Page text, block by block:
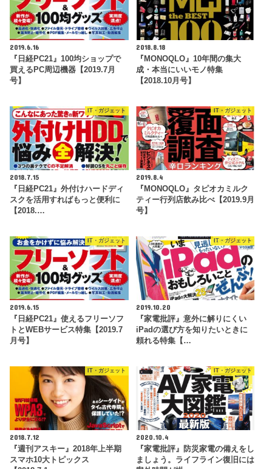
2019.6.16
『日経PC21』100均ショップで
買えるPC周辺機器【2019.7月
号】
2018.8.18
『MONOQLO』10年間の集大
成・本当にいいモノ特集
【2018.10月号】
IT・ガジェット
2018.7.15
『日経PC21』外付けハードディ
スクを活用すればもっと便利に
【2018.…
IT・ガジェット
2019.8.4
『MONOQLO』タピオカミルク
ティー行列店飲み比べ【2019.9月
号】
IT・ガジェット
2019.6.15
『日経PC21』使えるフリーソフ
トとWEBサービス特集【2019.7
月号】
IT・ガジェット
2019.10.20
『家電批評』意外に解りにくい
iPadの選び方を知りたいときに
頼れる特集【…
IT・ガジェット
2018.7.12
『週刊アスキー』2018年上半期
スマホ10大トピックス
IT・ガジェット
2020.10.4
『家電批評』防災家電の備えをし
ましょう。ライフライン復旧には